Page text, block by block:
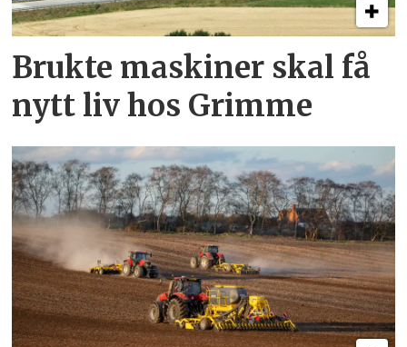
Brukte maskiner skal få
nytt liv hos Grimme